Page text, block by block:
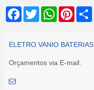
F
b
o
k
T
w
t
e
W
s
A
p
P
e
r
s
e
ELETRO VANIO BATERIAS
Orçamentos via E-mail: